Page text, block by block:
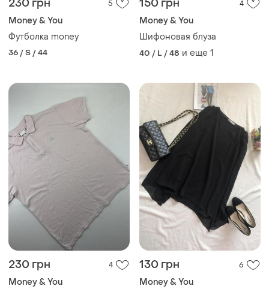
230 грн 5
Money & You
Футболка money
36 / S / 44
150 грн 4
Money & You
Шифоновая блуза
40 / L / 48 и еще 1
230 грн 4
Money & You
130 грн 6
Money & You